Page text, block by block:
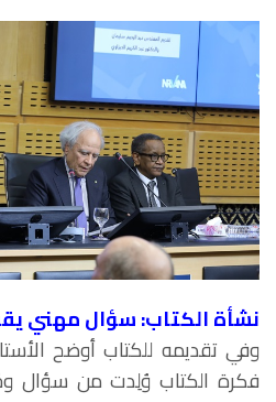
نشأة الكتاب: سؤال مهني
وفي تقديمه للكتاب أوضح
فكرة الكتاب وُلِدت من سؤال